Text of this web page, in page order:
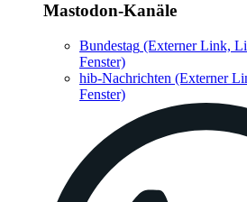
Mastodon-Kanäle
Bundestag (Externer Link,
Fenster)
hib-Nachrichten (Externer
Fenster)